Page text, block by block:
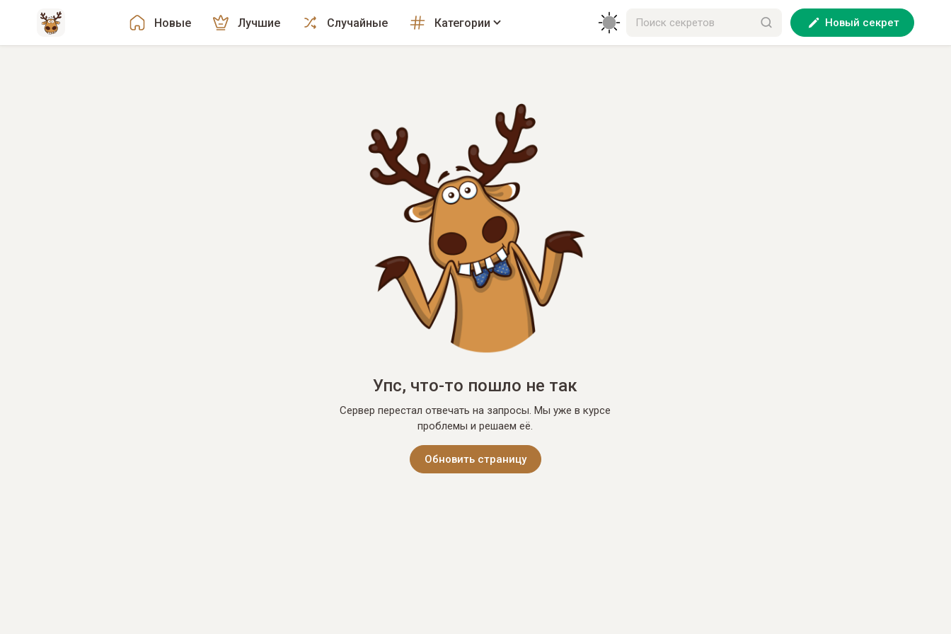
Новые Лучшие Случайные Категории Новый секрет
Упс, что-то пошло не так
Сервер перестал отвечать на запросы. Мы уже в курсе
проблемы и решаем её.
Обновить страницу